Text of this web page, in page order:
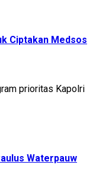
Ciptakan Medsos
prioritas Kapolri
Waterpauw